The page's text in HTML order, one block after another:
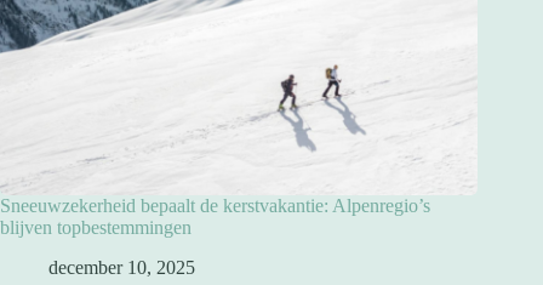
Sneeuwzekerheid bepaalt de kerstvakantie: Alpenregio’s
blijven topbestemmingen
december 10, 2025